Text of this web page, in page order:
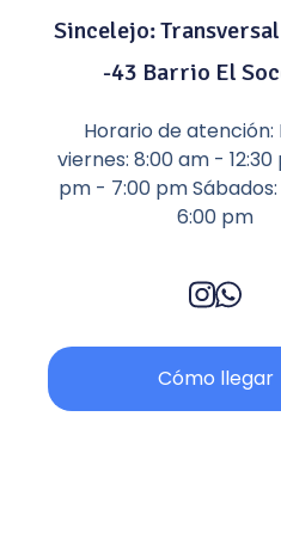
Sincelejo:
-43 Barrio El
Horario de atención:
viernes: 8:00 am - 12:30
pm - 7:00 pm
6:00 pm
Cómo llegar